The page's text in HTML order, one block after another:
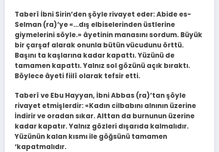
Taberî İbni Sirin’den şöyle rivayet eder: Abide es-
Selman (ra)’ye «…dış elbiselerinden üstlerine
giymelerini söyle.» âyetinin manasını sordum. Büyük
bir çarşaf alarak onunla bütün vücudunu örttü.
Başını ta kaşlarına kadar kapattı. Yüzünü de
tamamen kapattı. Yalnız sol gözünü açık bıraktı.
Böylece âyeti fiilî olarak tefsir etti.
Taberî ve Ebu Hayyan, İbni Abbas (ra)’tan şöyle
rivayet etmişlerdir: «Kadın cilbabını alnının üzerine
İndirir ve oradan sıkar. Alttan da burnunun üzerine
kadar kapatır. Yalnız gözleri dışarıda kalmalıdır.
Yüzünün kalan kısmı ile göğsünü tamamen
‘kapatmalıdır.